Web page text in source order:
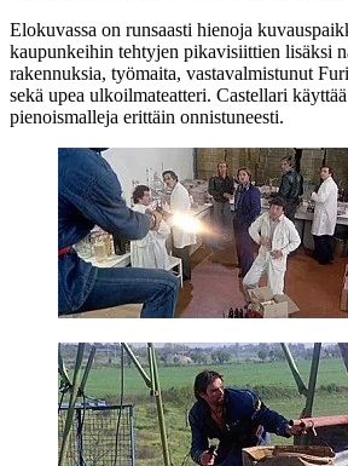
Elokuvassa on runsaasti hienoja
kaupunkeihin tehtyjen pikavisiittien lisäksi
rakennuksia, työmaita, vastavalmistunut
sekä upea ulkoilmateatteri. Castellari
pienoismalleja erittäin onnistuneesti.